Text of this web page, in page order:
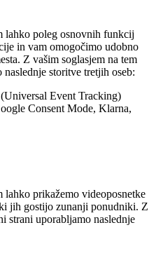
lahko poleg osnovnih funkcij
in vam omogočimo udobno
Z vašim soglasjem na tem
storitve tretjih oseb:
Event Tracking)
Consent Mode, Klarna,
lahko prikažemo videoposnetke
jih gostijo zunanji ponudniki. Z
strani uporabljamo naslednje